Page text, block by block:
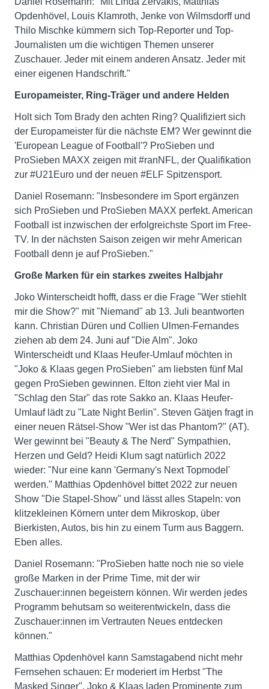
Opdenhövel, Louis Klamroth, Jenke von Wilmsdorff und
Thilo Mischke kümmern sich Top-Reporter und Top-
Journalisten um die wichtigen Themen unserer
Zuschauer. Jeder mit einem anderen Ansatz. Jeder mit
einer eigenen Handschrift."
Europameister, Ring-Träger und andere Helden
Holt sich Tom Brady den achten Ring? Qualifiziert sich
der Europameister für die nächste EM? Wer gewinnt die
'European League of Football'? ProSieben und
ProSieben MAXX zeigen mit #ranNFL, der Qualifikation
zur #U21Euro und der neuen #ELF Spitzensport.
Daniel Rosemann: "Insbesondere im Sport ergänzen
sich ProSieben und ProSieben MAXX perfekt. American
Football ist inzwischen der erfolgreichste Sport im Free-
TV. In der nächsten Saison zeigen wir mehr American
Football denn je auf ProSieben."
Große Marken für ein starkes zweites Halbjahr
Joko Winterscheidt hofft, dass er die Frage "Wer stiehlt
mir die Show?" mit "Niemand" ab 13. Juli beantworten
kann. Christian Düren und Collien Ulmen-Fernandes
ziehen ab dem 24. Juni auf "Die Alm". Joko
Winterscheidt und Klaas Heufer-Umlauf möchten in
"Joko & Klaas gegen ProSieben" am liebsten fünf Mal
gegen ProSieben gewinnen. Elton zieht vier Mal in
"Schlag den Star" das rote Sakko an. Klaas Heufer-
Umlauf lädt zu "Late Night Berlin". Steven Gätjen fragt in
einer neuen Rätsel-Show "Wer ist das Phantom?" (AT).
Wer gewinnt bei "Beauty & The Nerd" Sympathien,
Herzen und Geld? Heidi Klum sagt natürlich 2022
wieder: "Nur eine kann 'Germany's Next Topmodel'
werden." Matthias Opdenhövel bittet 2022 zur neuen
Show "Die Stapel-Show" und lässt alles Stapeln: von
klitzekleinen Körnern unter dem Mikroskop, über
Bierkisten, Autos, bis hin zu einem Turm aus Baggern.
Eben alles.
Daniel Rosemann: "ProSieben hatte noch nie so viele
große Marken in der Prime Time, mit der wir
Zuschauer:innen begeistern können. Wir werden jedes
Programm behutsam so weiterentwickeln, dass die
Zuschauer:innen im Vertrauten Neues entdecken
können."
Matthias Opdenhövel kann Samstagabend nicht mehr
Fernsehen schauen: Er moderiert im Herbst "The
Masked Singer". Joko & Klaas laden Prominente zum